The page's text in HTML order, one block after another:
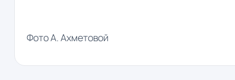
Фото А. Ахметовой